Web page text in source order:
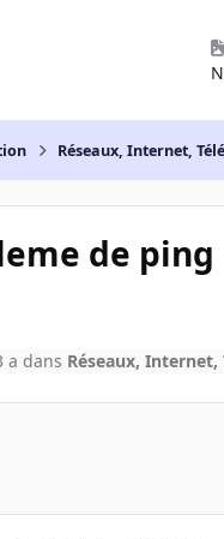
Réseaux, Internet,
de ping
a dans Réseaux, Internet,